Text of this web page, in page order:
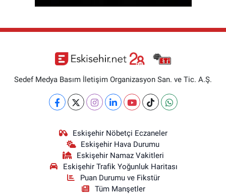
Sedef Medya Basım İletişim Organizasyon San. ve Tic. A.Ş.
Eskişehir Nöbetçi Eczaneler
Eskişehir Hava Durumu
Eskişehir Namaz Vakitleri
Eskişehir Trafik Yoğunluk Haritası
Puan Durumu ve Fikstür
Tüm Manşetler